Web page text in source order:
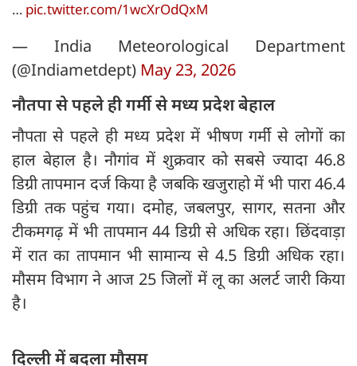
… pic.twitter.com/1wcXrOdQxM
— India Meteorological Department
(@Indiametdept) May 23, 2026
नौतपा से पहले ही गर्मी से मध्य प्रदेश बेहाल
नौपता से पहले ही मध्य प्रदेश में भीषण गर्मी से लोगों का
हाल बेहाल है। नौगांव में शुक्रवार को सबसे ज्यादा 46.8
डिग्री तापमान दर्ज किया है जबकि खजुराहो में भी पारा 46.4
डिग्री तक पहुंच गया। दमोह, जबलपुर, सागर, सतना और
टीकमगढ़ में भी तापमान 44 डिग्री से अधिक रहा। छिंदवाड़ा
में रात का तापमान भी सामान्य से 4.5 डिग्री अधिक रहा।
मौसम विभाग ने आज 25 जिलों में लू का अलर्ट जारी किया
है।
दिल्ली में बदला मौसम